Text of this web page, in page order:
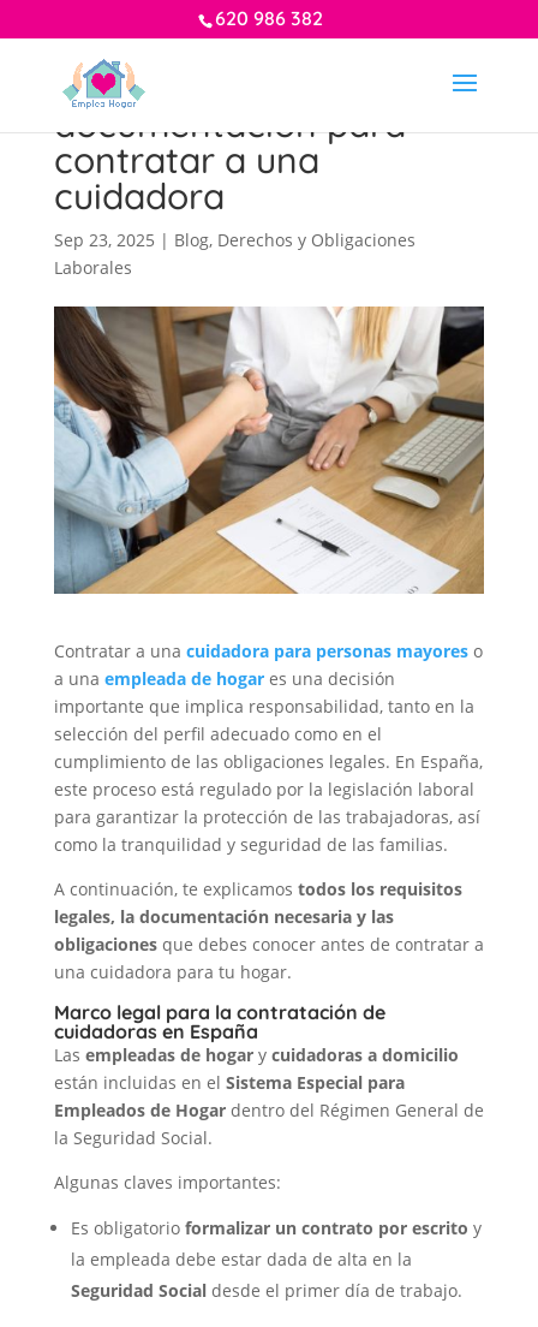
620 986 382
Requisitos legales y
documentación para
contratar a una
cuidadora
Sep 23, 2025 | Blog, Derechos y Obligaciones
Laborales
Contratar a una cuidadora para personas mayoreso
a una empleada de hogares una decisión
importante que implica responsabilidad, tanto en la
selección del perfil adecuado como en el
cumplimiento de las obligaciones legales. En España,
este proceso está regulado por la legislación laboral
para garantizar la protección de las trabajadoras, así
como la tranquilidad y seguridad de las familias.
A continuación, te explicamos todos los requisitos
legales, la documentación necesaria y las
obligacionesque debes conocer antes de contratar a
una cuidadora para tu hogar.
Marco legal para la contratación de
cuidadoras en España
Las empleadas de hogary cuidadoras a domicilio
están incluidas en el Sistema Especial para
Empleados de Hogardentro del Régimen General de
la Seguridad Social.
Algunas claves importantes:
Es obligatorio formalizar un contrato por escrito y
la empleada debe estar dada de alta en la
Seguridad Socialdesde el primer día de trabajo.